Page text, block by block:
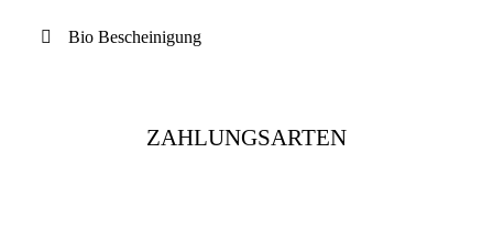
Bio Bescheinigung
ZAHLUNGSARTEN